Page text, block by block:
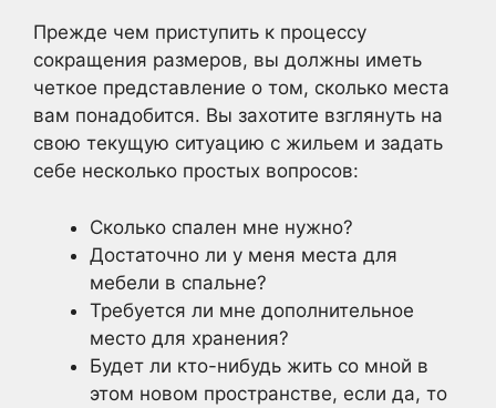
Прежде чем приступить к процессу
сокращения размеров, вы должны иметь
четкое представление о том, сколько места
вам понадобится. Вы захотите взглянуть на
свою текущую ситуацию с жильем и задать
себе несколько простых вопросов:
Сколько спален мне нужно?
Достаточно ли у меня места для
мебели в спальне?
Требуется ли мне дополнительное
место для хранения?
Будет ли кто-нибудь жить со мной в
этом новом пространстве, если да, то